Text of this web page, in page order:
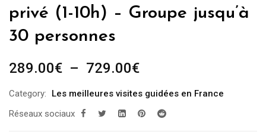
privé (1-10h) – Groupe jusqu’à
30 personnes
289.00€ – 729.00€Plage
prix :
289.00€
Category:
Les meilleures visites guidées en France
Réseaux sociaux